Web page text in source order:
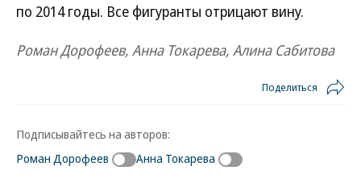
по 2014 годы. Все фигуранты отрицают вину.
Роман Дорофеев, Анна Токарева, Алина Сабитова
Поделиться
Подписывайтесь на авторов:
Роман Дорофеев
Анна Токарева